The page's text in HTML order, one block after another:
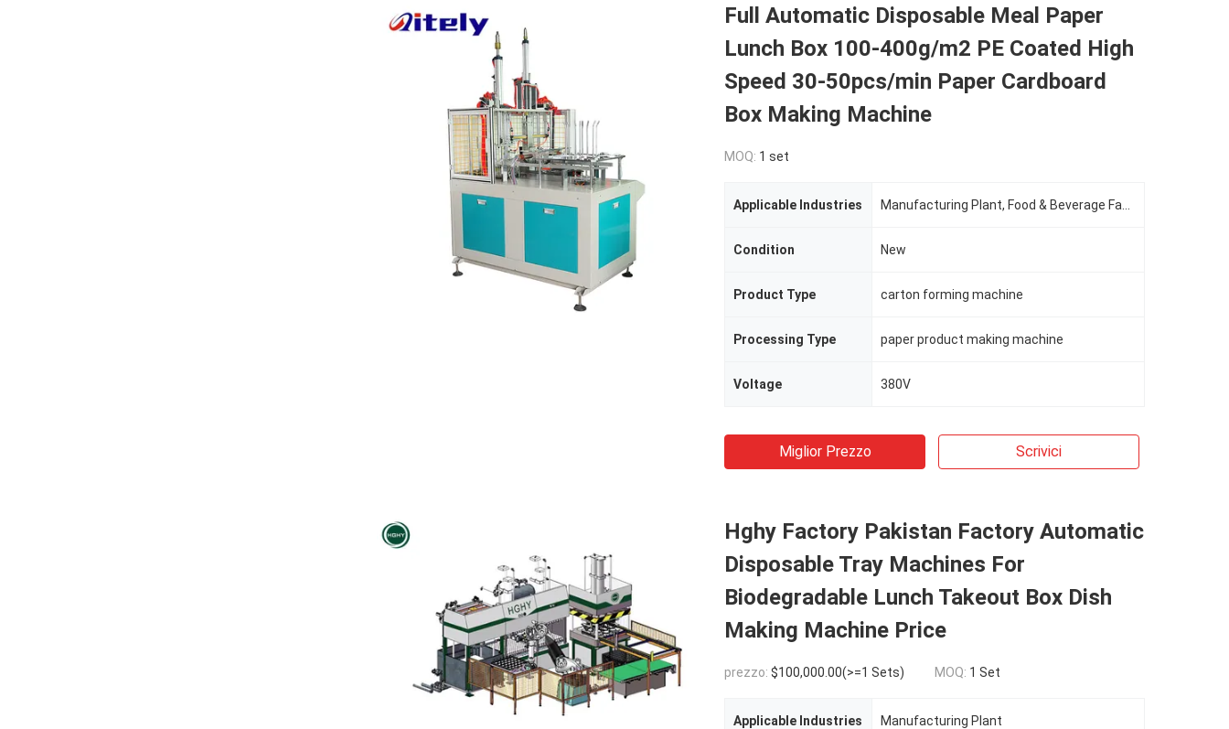
Full Automatic Disposable Meal Paper
Lunch Box 100-400g/m2 PE Coated High
Speed ​​30-50pcs/min Paper Cardboard
Box Making Machine
MOQ: 1 set
Applicable Industries
Condition New
Product Type carton forming machine
Processing Type paper product making machine
Voltage 380V
Miglior Prezzo Scrivici
Hghy Factory Pakistan Factory Automatic
Disposable Tray Machines For
Biodegradable Lunch Takeout Box Dish
Making Machine Price
prezzo: $100,000.00(>=1 Sets) MOQ: 1 Set
Applicable Industries Manufacturing Plant